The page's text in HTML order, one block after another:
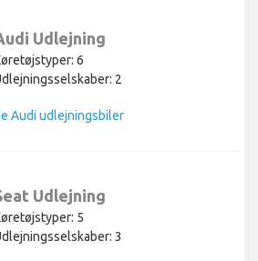
Udlejning
6
2
Audi udlejningsbiler
Udlejning
5
3